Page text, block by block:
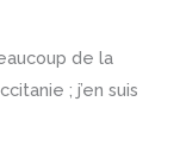
de la
; j’en suis